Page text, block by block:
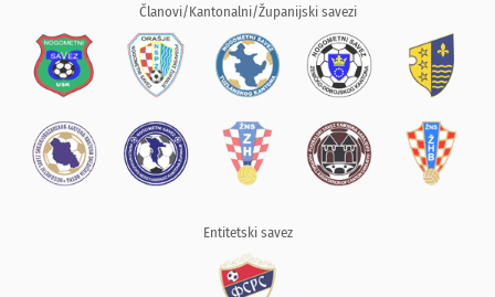
Članovi/Kantonalni/Županijski savezi
Entitetski savez